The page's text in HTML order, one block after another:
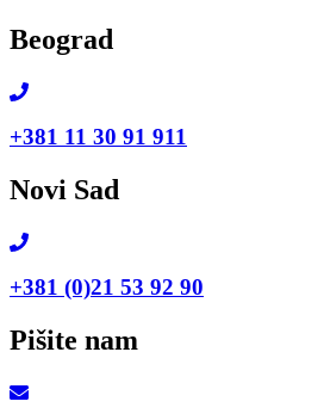
Skip
to
Beograd
+381 11 30 91 911
Novi Sad
+381 (0)21 53 92 90
Pišite nam